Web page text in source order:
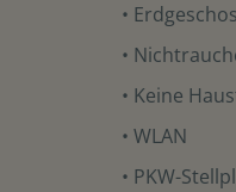
•
•
• Keine
• WLAN
• PKW-